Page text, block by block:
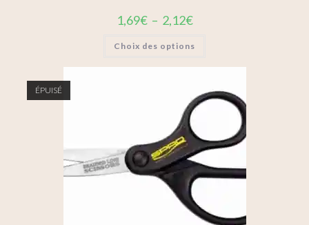
1,69€ – 2,12€
Choix des options
ÉPUISÉ